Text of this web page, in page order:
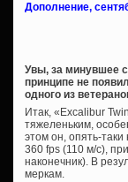
Дополнение,
Увы, за минувшее
принципе не
одного из
Итак, «Excalibur
тяжеленьким,
этом он, опять-
360 fps (110 м/с),
наконечник). В
меркам.